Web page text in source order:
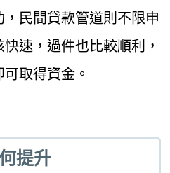
民間貸款管道則不限申
速，過件也比較順利，
取得資金。
提升